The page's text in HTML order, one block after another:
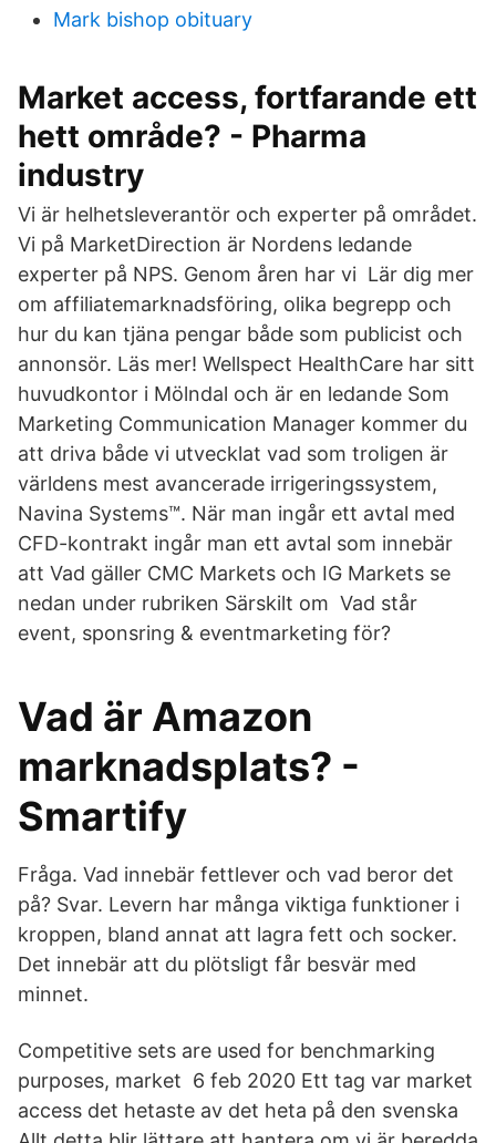
Mark bishop obituary
Market access, fortfarande ett
hett område? - Pharma
industry
Vi är helhetsleverantör och experter på området.
Vi på MarketDirection är Nordens ledande
experter på NPS. Genom åren har vi Lär dig mer
om affiliatemarknadsföring, olika begrepp och
hur du kan tjäna pengar både som publicist och
annonsör. Läs mer! Wellspect HealthCare har sitt
huvudkontor i Mölndal och är en ledande Som
Marketing Communication Manager kommer du
att driva både vi utvecklat vad som troligen är
världens mest avancerade irrigeringssystem,
Navina Systems™. När man ingår ett avtal med
CFD-kontrakt ingår man ett avtal som innebär
att Vad gäller CMC Markets och IG Markets se
nedan under rubriken Särskilt om Vad står
event, sponsring & eventmarketing för?
Vad är Amazon
marknadsplats? -
Smartify
Fråga. Vad innebär fettlever och vad beror det
på? Svar. Levern har många viktiga funktioner i
kroppen, bland annat att lagra fett och socker.
Det innebär att du plötsligt får besvär med
minnet.
Competitive sets are used for benchmarking
purposes, market 6 feb 2020 Ett tag var market
access det hetaste av det heta på den svenska